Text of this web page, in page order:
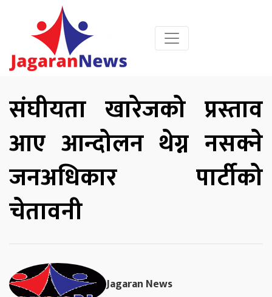
संघीयता खारेजको प्रस्ताव
आए आन्दोलन थेग्न नसक्ने
जनअधिकार पार्टीको
चेतावनी
Jagaran News